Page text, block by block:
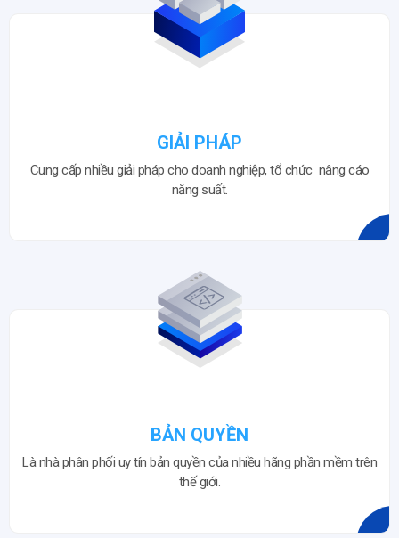
GIẢI PHÁP
Cung cấp nhiều giải pháp cho doanh nghiệp, tổ chức nâng cáo
năng suất.
BẢN QUYỀN
Là nhà phân phối uy tín bản quyền của nhiều hãng phần mềm trên
thế giới.